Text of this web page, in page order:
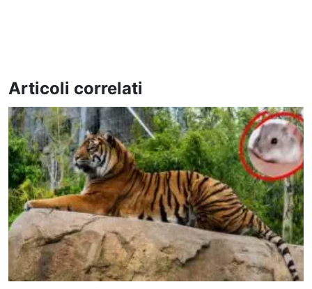
Articoli correlati